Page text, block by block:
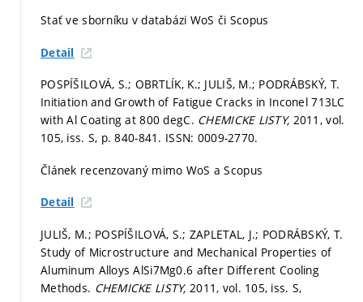
Stať ve sborníku v databázi WoS či Scopus
Detail
POSPÍŠILOVÁ, S.; OBRTLÍK, K.; JULIŠ, M.; PODRÁBSKÝ, T.
Initiation and Growth of Fatigue Cracks in Inconel 713LC
with Al Coating at 800 degC. CHEMICKE LISTY, 2011, vol.
105, iss. S, p. 840-841. ISSN: 0009-2770.
Článek recenzovaný mimo WoS a Scopus
Detail
JULIŠ, M.; POSPÍŠILOVÁ, S.; ZAPLETAL, J.; PODRÁBSKÝ, T.
Study of Microstructure and Mechanical Properties of
Aluminum Alloys AlSi7Mg0.6 after Different Cooling
Methods. CHEMICKE LISTY, 2011, vol. 105, iss. S,